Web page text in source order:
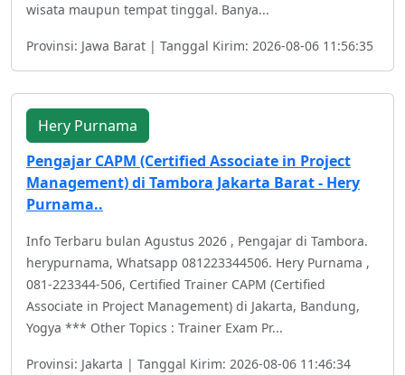
wisata maupun tempat tinggal. Banya...
Provinsi: Jawa Barat | Tanggal Kirim: 2026-08-06 11:56:35
Hery Purnama
Pengajar CAPM (Certified Associate in Project
Management) di Tambora Jakarta Barat - Hery
Purnama..
Info Terbaru bulan Agustus 2026 , Pengajar di Tambora.
herypurnama, Whatsapp 081223344506. Hery Purnama ,
081-223344-506, Certified Trainer CAPM (Certified
Associate in Project Management) di Jakarta, Bandung,
Yogya *** Other Topics : Trainer Exam Pr...
Provinsi: Jakarta | Tanggal Kirim: 2026-08-06 11:46:34